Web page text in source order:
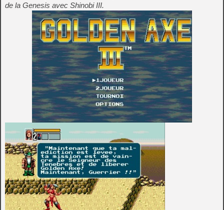
de la Genesis avec Shinobi III.